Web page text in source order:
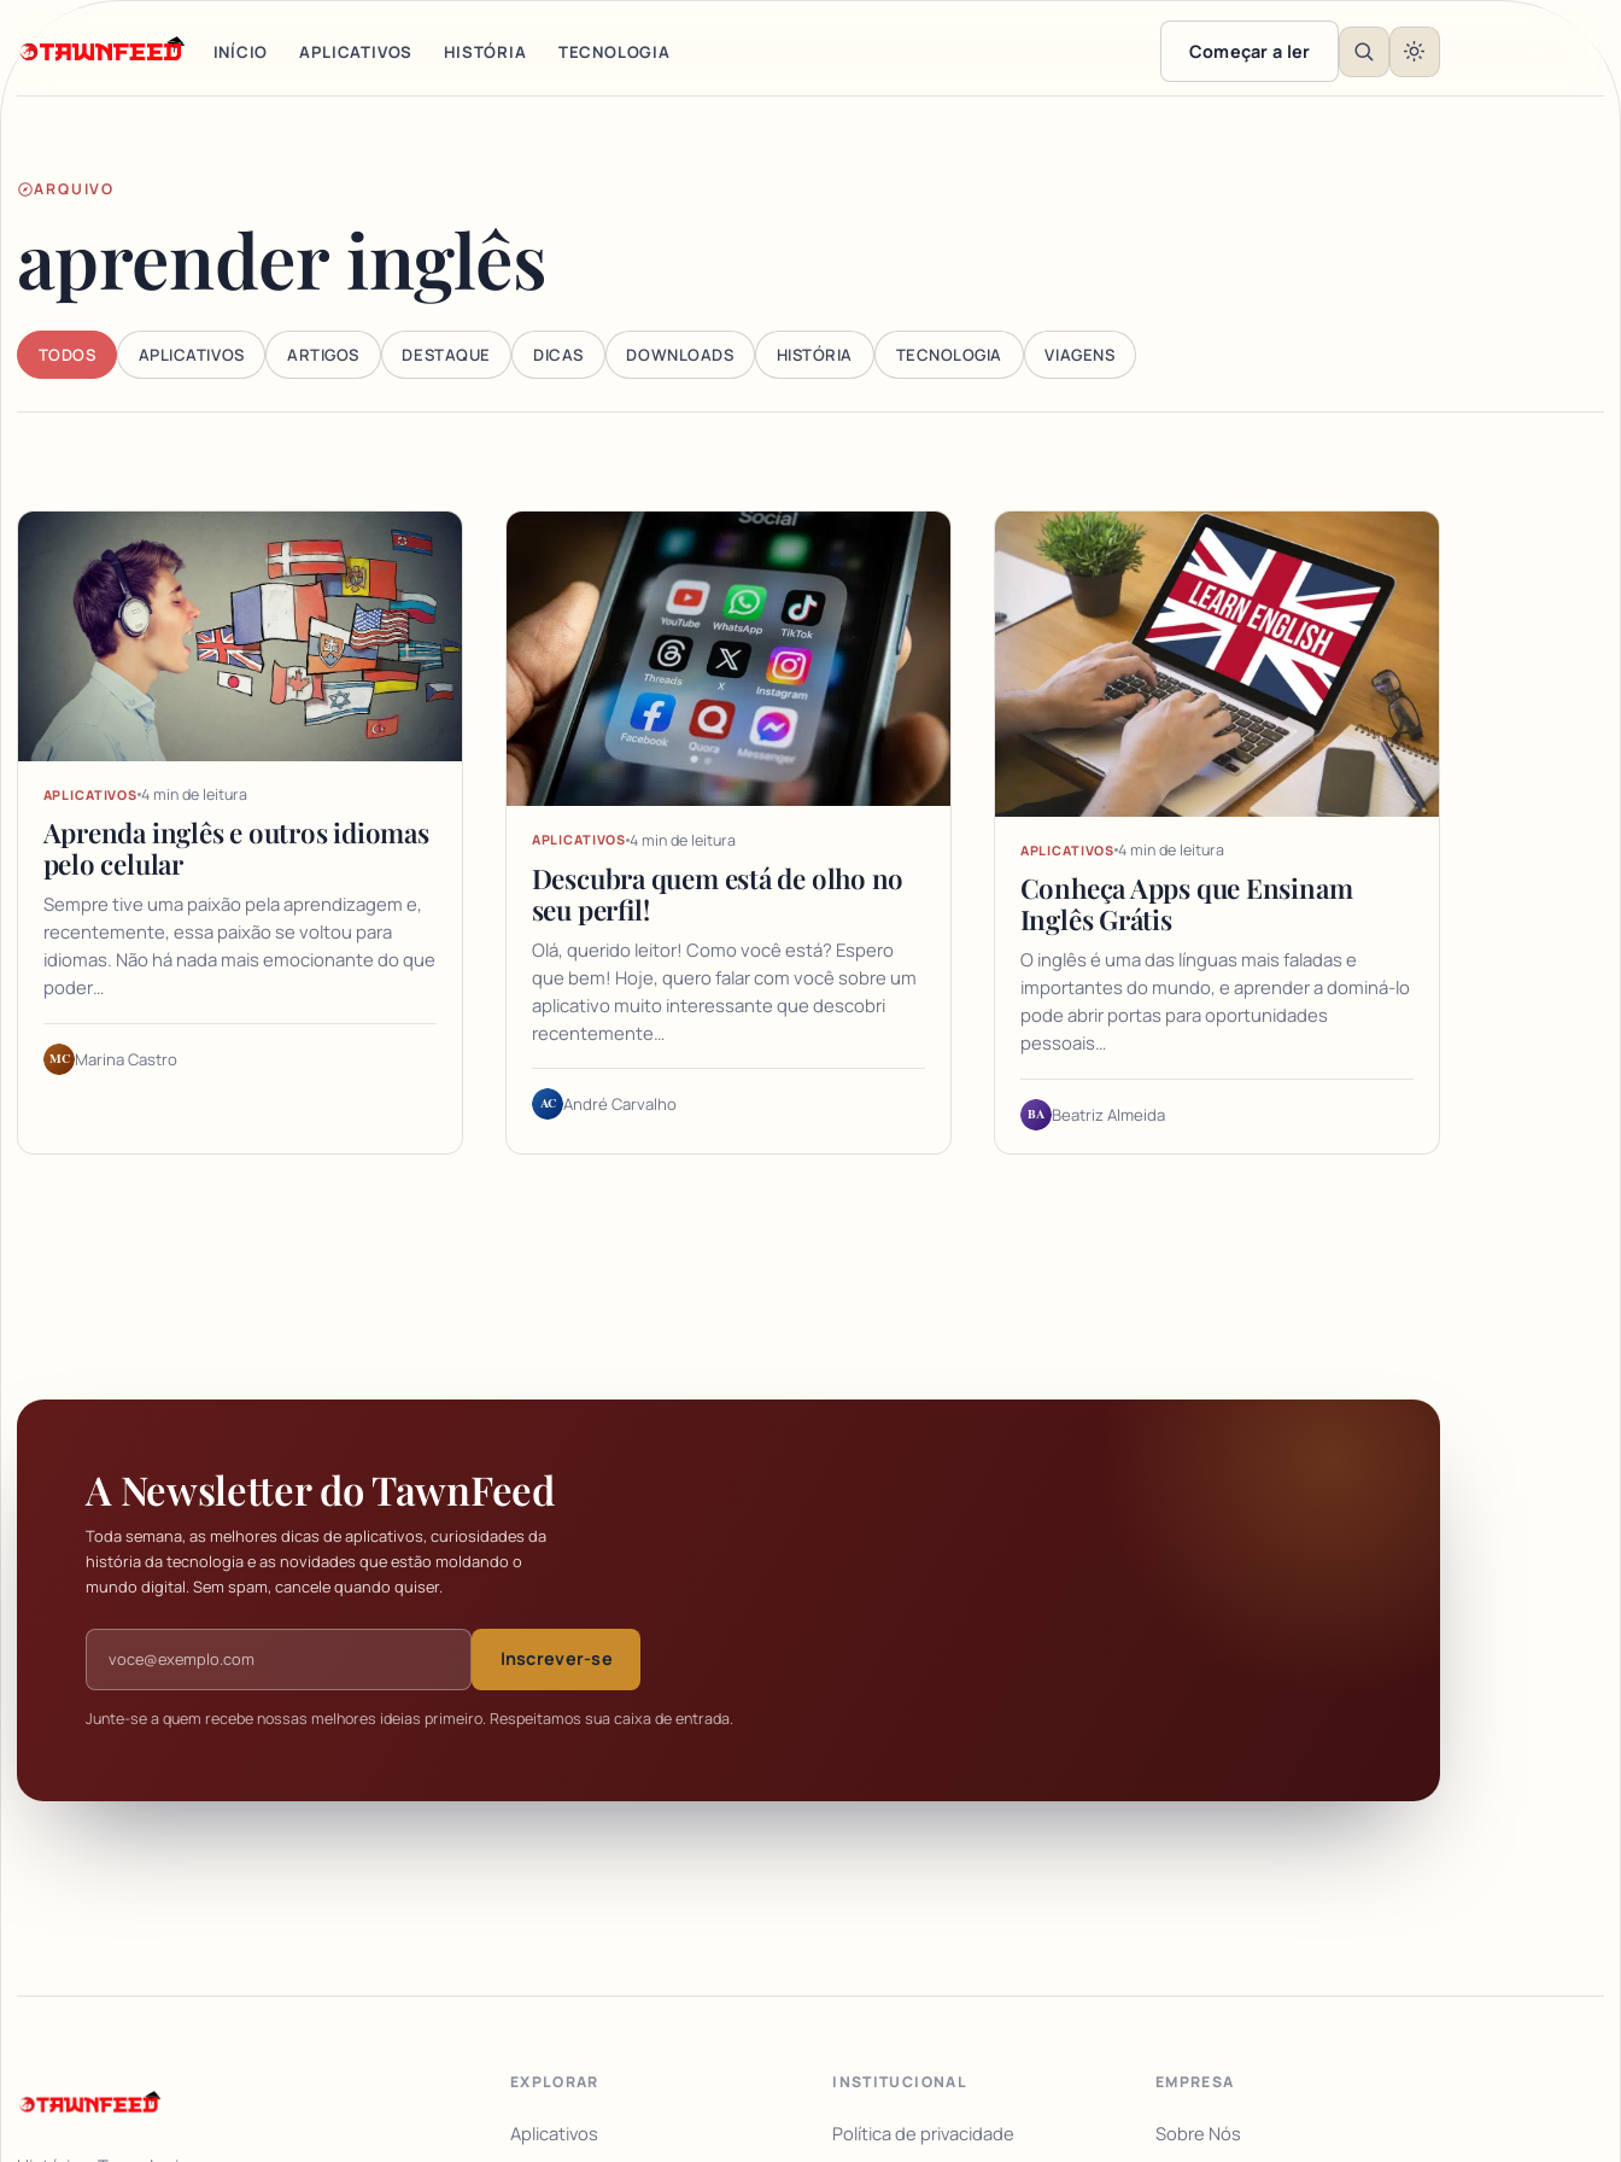
INÍCIO APLICATIVOS HISTÓRIA TECNOLOGIA Começar a ler
ARQUIVO
aprender inglês
TODOS APLICATIVOS ARTIGOS DESTAQUE DICAS DOWNLOADS HISTÓRIA TECNOLOGIA VIAGENS
Articles
APLICATIVOS 4 min de leitura
Aprenda inglês e outros idiomas
pelo celular
Sempre tive uma paixão pela aprendizagem e,
recentemente, essa paixão se voltou para
idiomas. Não há nada mais emocionante do que
poder…
MC Marina Castro
APLICATIVOS 4 min de leitura
Descubra quem está de olho no
seu perfil!
Olá, querido leitor! Como você está? Espero
que bem! Hoje, quero falar com você sobre um
aplicativo muito interessante que descobri
recentemente…
AC André Carvalho
APLICATIVOS 4 min de leitura
Conheça Apps que Ensinam
Inglês Grátis
O inglês é uma das línguas mais faladas e
importantes do mundo, e aprender a dominá-lo
pode abrir portas para oportunidades
pessoais…
BA Beatriz Almeida
A Newsletter do TawnFeed
Toda semana, as melhores dicas de aplicativos, curiosidades da
história da tecnologia e as novidades que estão moldando o
mundo digital. Sem spam, cancele quando quiser.
Endereço de e-mail
Inscrever-se
Junte-se a quem recebe nossas melhores ideias primeiro. Respeitamos sua caixa de entrada.
EXPLORAR
Aplicativos
INSTITUCIONAL
Política de privacidade
EMPRESA
Sobre Nós